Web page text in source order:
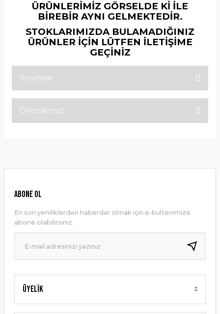
ÜRÜNLERİMİZ GÖRSELDE Kİ İLE
BİREBİR AYNI GELMEKTEDİR.
STOKLARIMIZDA BULAMADIĞINIZ
ÜRÜNLER İÇİN LÜTFEN İLETİŞİME
GEÇİNİZ
Yorumlar
Önerileriniz
Ürün resmi kalitesiz, bozuk veya görüntülenemiyor.
Ürün bilgilerinde hatalar bulunuyor.
Ürün fiyatı diğer sitelerden daha pahalı.
Bu ürüne benzer farklı alternatifler olmalı.
Gönder
Üyelik
ABONE OL
En son yeniliklerden haberdar olmak için e-bültenimize
abone olabilirsiniz.